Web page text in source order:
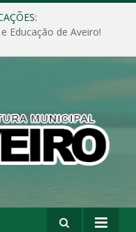
Educação de Aveiro!